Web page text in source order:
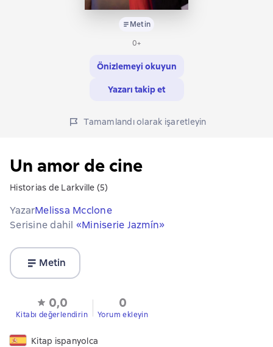
Metin
0+
Önizlemeyi okuyun
Yazarı takip et
Tamamlandı olarak işaretleyin
Un amor de cine
Historias de Larkville (5)
YazarMelissa Mcclone
Serisine dahil «Miniserie Jazmín»
Metin
0,0
Kitabı değerlendirin
0
Yorum ekleyin
Kitap ispanyolca